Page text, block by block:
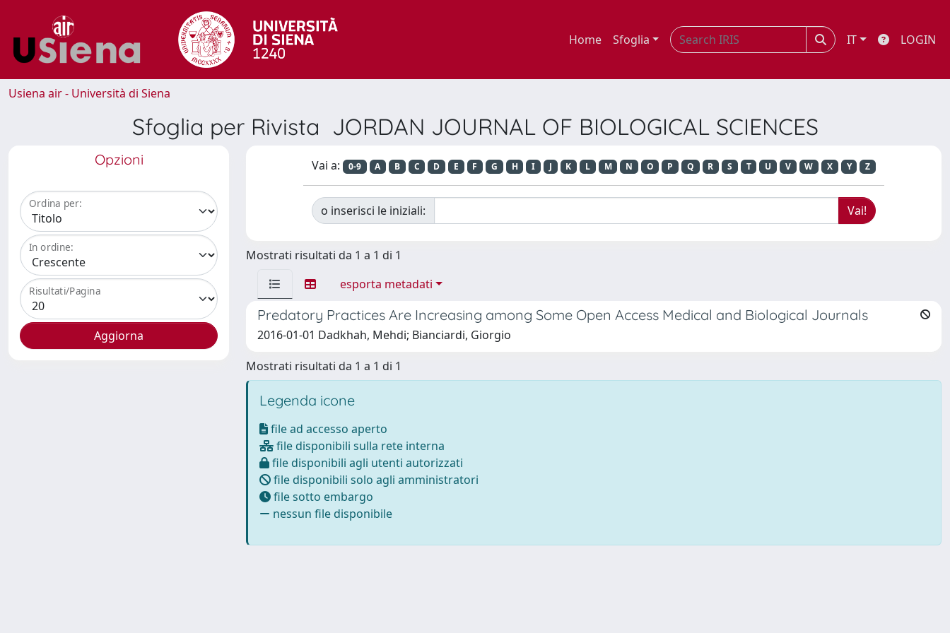
Home Sfoglia IT LOGIN
Usiena air - Università di Siena
Sfoglia per Rivista JORDAN JOURNAL OF BIOLOGICAL SCIENCES
Opzioni
Ordina per:
In ordine:
Risultati/Pagina
Vai a: 0-9 A B C D E F G H I J K L M N O P Q R S T U V W X Y Z
o inserisci le iniziali:
Mostrati risultati da 1 a 1 di 1
esporta metadati
Predatory Practices Are Increasing among Some Open Access Medical and Biological Journals
2016-01-01 Dadkhah, Mehdi; Bianciardi, Giorgio
Mostrati risultati da 1 a 1 di 1
Legenda icone
file ad accesso aperto
file disponibili sulla rete interna
file disponibili agli utenti autorizzati
file disponibili solo agli amministratori
file sotto embargo
nessun file disponibile